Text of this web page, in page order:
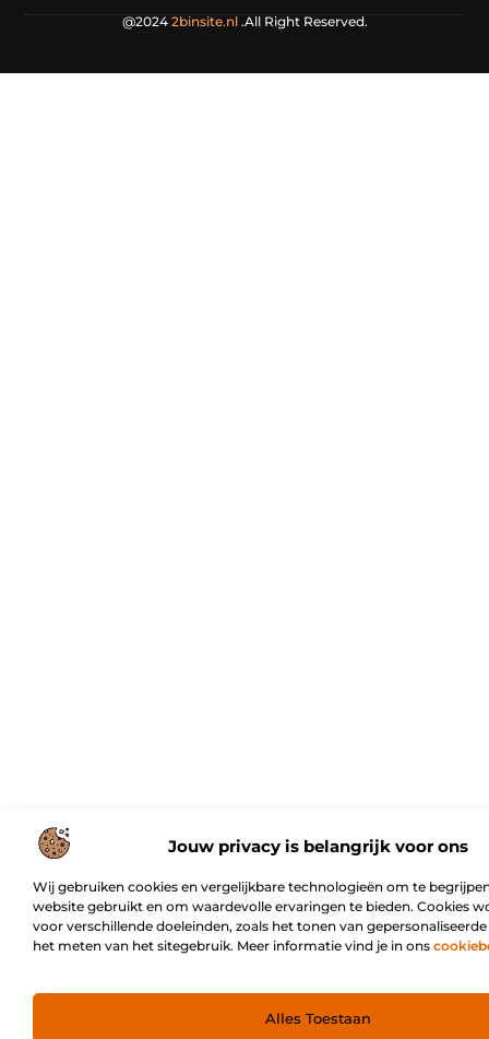
Jouw privacy is belangrijk voor ons
Wij gebruiken cookies en vergelijkbare technologieën om te
website gebruikt en om waardevolle ervaringen te bieden. Cookies
voor verschillende doeleinden, zoals het tonen van
het meten van het sitegebruik. Meer informatie vind je in ons
Alles Toestaan
@2024 2binsite.nl.All Right Reserved.